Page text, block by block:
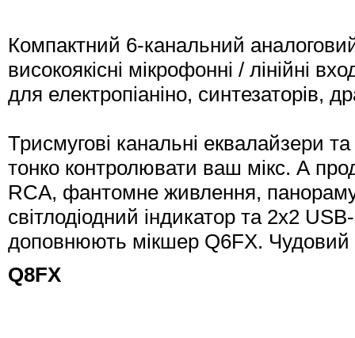
Компактний 6-канальний
високоякісні мікрофонні / лінійні
для електропіаніно, синтезаторів,
Трисмугові канальні еквалайзери
тонко контролювати ваш мікс. А
RCA, фантомне живлення,
світлодіодний індикатор та 2х2
доповнюють мікшер Q6FX. Чудовий
Q8FX